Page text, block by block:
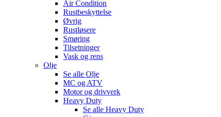
Air Condition
Rustbeskyttelse
Øvrig
Rustløsere
Smøring
Tilsetninger
Vask og rens
Olje
Se alle Olje
MC og ATV
Motor og drivverk
Heavy Duty
Se alle Heavy Duty